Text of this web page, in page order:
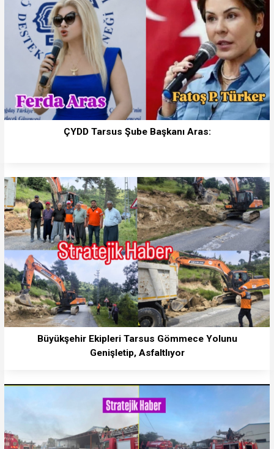
ÇYDD Tarsus Şube Başkanı Aras:
Büyükşehir Ekipleri Tarsus Gömmece Yolunu
Genişletip, Asfaltlıyor